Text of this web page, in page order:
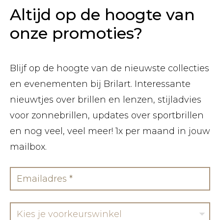
Altijd op de hoogte van
onze promoties?
Blijf op de hoogte van de nieuwste collecties
en evenementen bij Brilart. Interessante
nieuwtjes over brillen en lenzen, stijladvies
voor zonnebrillen, updates over sportbrillen
en nog veel, veel meer! 1x per maand in jouw
mailbox.
Kies je voorkeurswinkel